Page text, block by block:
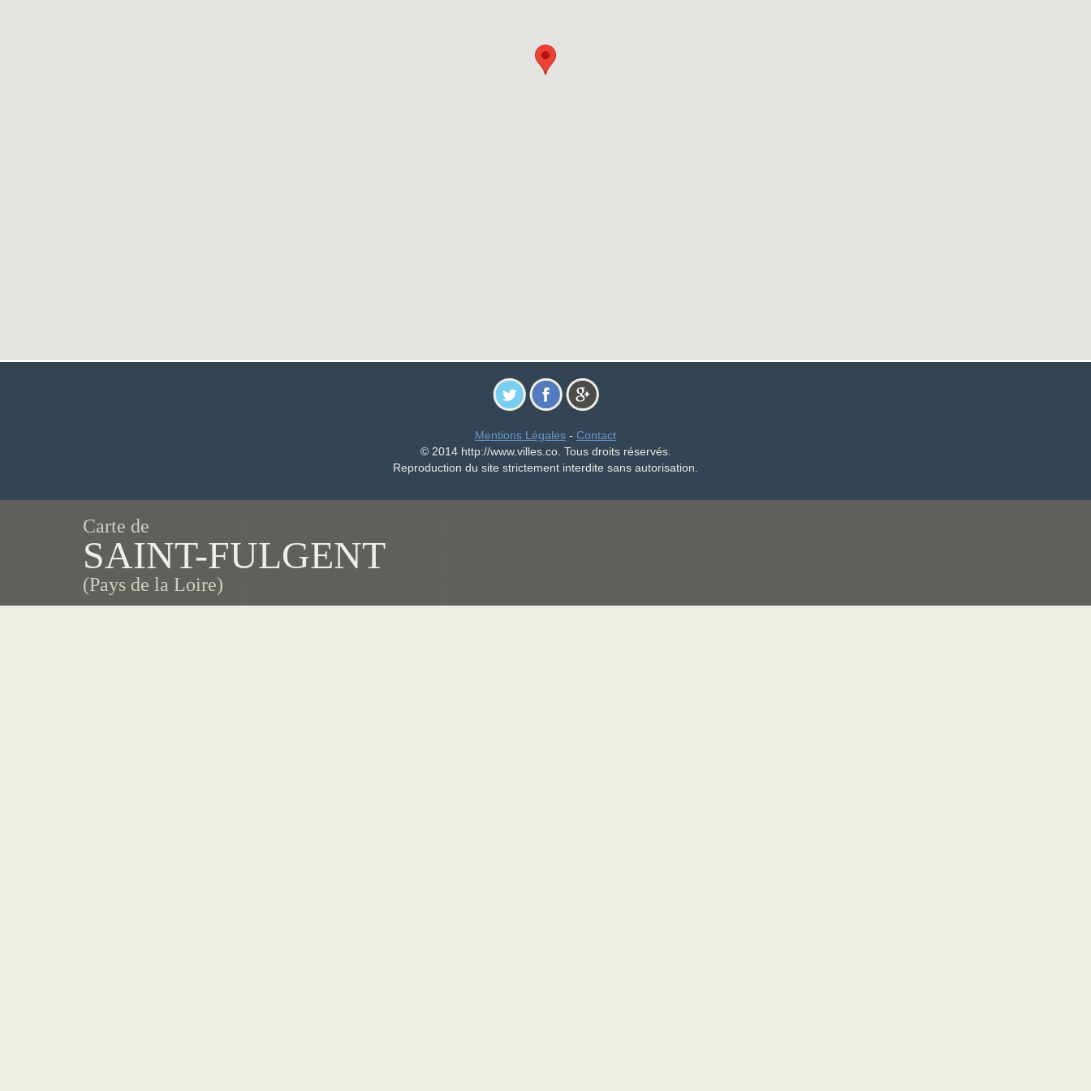
Mentions Légales - Contact
© 2014 http://www.villes.co. Tous droits réservés.
Reproduction du site strictement interdite sans autorisation.
Carte de
SAINT-FULGENT
(Pays de la Loire)